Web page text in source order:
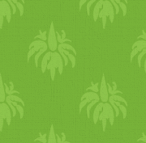
össze a
elkészült